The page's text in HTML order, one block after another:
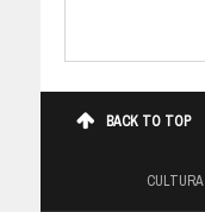
BACK TO TOP
CULTURA